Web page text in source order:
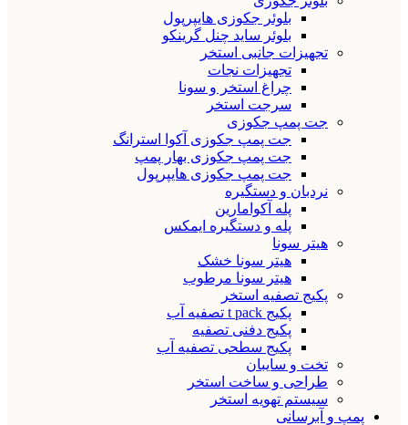
بلوئر جکوزی هایپرپول
بلوئر ساید چنل گرینکو
تجهیزات جانبی استخر
تجهیزات نجات
چراغ استخر و سونا
سرجت استخر
جت پمپ جکوزی
جت پمپ جکوزی آکوا استرانگ
جت پمپ جکوزی بهار پمپ
جت پمپ جکوزی هایپرپول
نردبان و دستگیره
پله آکوامارین
پله و دستگیره ایمکس
هیتر سونا
هیتر سونا خشک
هیتر سونا مرطوب
پکیج تصفیه استخر
پکیج t pack تصفیه آب
پکیج دفنی تصفیه
پکیج سطحی تصفیه آب
تخت و سایبان
طراحی و ساخت استخر
سیستم تهویه استخر
پمپ و آبرسانی